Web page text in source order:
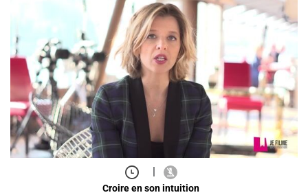
|
Croire en son intuition